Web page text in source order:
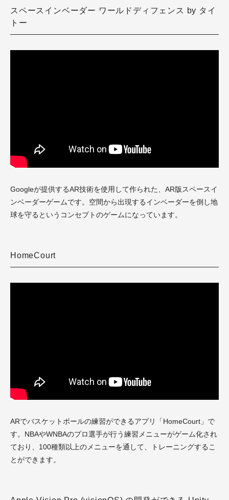
スペースインベーダー ワールドディフェンス by タイ
トー
Googleが提供するAR技術を使用して作られた、AR版スペースイ
ンベーダーゲームです。 空間から出現するインベーダーを倒し地
球を守るというコンセプトのゲームになっています。
HomeCourt
ARでバスケットボールの練習ができるアプリ「HomeCourt」で
す。NBAやWNBAのプロ選手が行う練習メニューがゲーム化され
ており、100種類以上のメニューを通して、トレーニングするこ
とができます。